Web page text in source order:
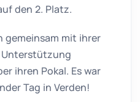
den 2. Platz.
gemeinsam mit ihrer
ihren Pokal. Es war
Tag in Verden!